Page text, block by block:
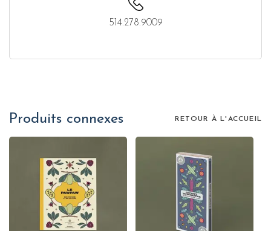
514.278.9009
Produits connexes RETOUR À L'ACCUEIL